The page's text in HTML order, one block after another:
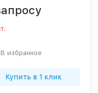
В избранное
Купить в 1 клик